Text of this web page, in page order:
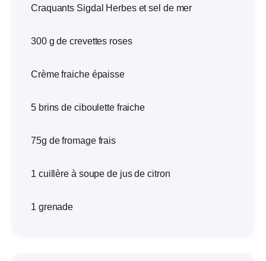
Craquants Sigdal Herbes et sel de mer
300 g de crevettes roses
Crème fraiche épaisse
5 brins de ciboulette fraiche
75g de fromage frais
1 cuillère à soupe de jus de citron
1 grenade